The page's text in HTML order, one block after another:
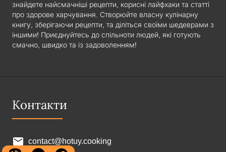
знайдете найсмачніші рецепти, корисні лайфхаки та статті
про здорове харчування. Створюйте власну кулінарну
книгу, зберігаючи рецепти, та діліться своїми шедеврами з
іншими! Приєднуйтесь до спільноти людей, які готують
смачно, швидко та із задоволенням!
Контакти
contact@hotuy.cooking